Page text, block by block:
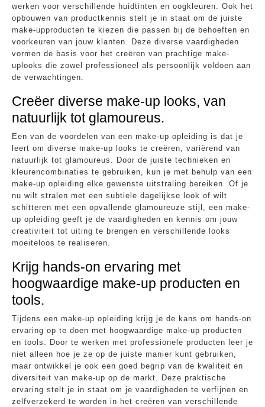
werken voor verschillende huidtinten en oogkleuren. Ook het
opbouwen van productkennis stelt je in staat om de juiste
make-upproducten te kiezen die passen bij de behoeften en
voorkeuren van jouw klanten. Deze diverse vaardigheden
vormen de basis voor het creëren van prachtige make-
uplooks die zowel professioneel als persoonlijk voldoen aan
de verwachtingen.
Creëer diverse make-up looks, van
natuurlijk tot glamoureus.
Een van de voordelen van een make-up opleiding is dat je
leert om diverse make-up looks te creëren, variërend van
natuurlijk tot glamoureus. Door de juiste technieken en
kleurencombinaties te gebruiken, kun je met behulp van een
make-up opleiding elke gewenste uitstraling bereiken. Of je
nu wilt stralen met een subtiele dagelijkse look of wilt
schitteren met een opvallende glamoureuze stijl, een make-
up opleiding geeft je de vaardigheden en kennis om jouw
creativiteit tot uiting te brengen en verschillende looks
moeiteloos te realiseren.
Krijg hands-on ervaring met
hoogwaardige make-up producten en
tools.
Tijdens een make-up opleiding krijg je de kans om hands-on
ervaring op te doen met hoogwaardige make-up producten
en tools. Door te werken met professionele producten leer je
niet alleen hoe je ze op de juiste manier kunt gebruiken,
maar ontwikkel je ook een goed begrip van de kwaliteit en
diversiteit van make-up op de markt. Deze praktische
ervaring stelt je in staat om je vaardigheden te verfijnen en
zelfverzekerd te worden in het creëren van verschillende